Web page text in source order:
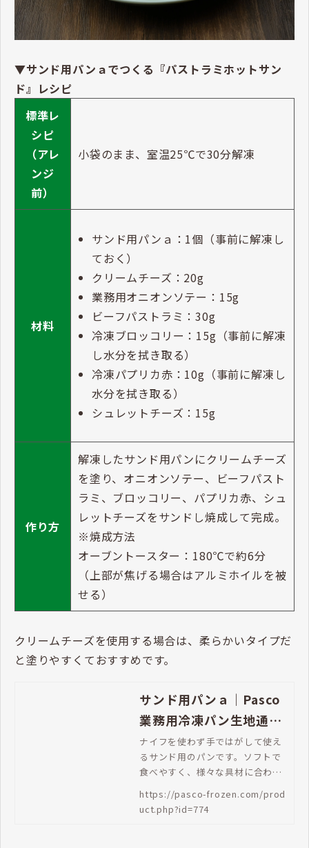
▼サンド用パンａでつくる『パストラミホットサン
ド』レシピ
標準レ
シピ
（アレ
ンジ
前）
小袋のまま、室温25℃で30分解凍
材料
サンド用パンａ：1個（事前に解凍し
ておく）
クリームチーズ：20g
業務用オニオンソテー：15g
ビーフパストラミ：30g
冷凍ブロッコリー：15g（事前に解凍
し水分を拭き取る）
冷凍パプリカ赤：10g（事前に解凍し
水分を拭き取る）
シュレットチーズ：15g
作り方
解凍したサンド用パンにクリームチーズ
を塗り、オニオンソテー、ビーフパスト
ラミ、ブロッコリー、パプリカ赤、シュ
レットチーズをサンドし焼成して完成。
※焼成方法
オーブントースター：180℃で約6分
（上部が焦げる場合はアルミホイルを被
せる）
クリームチーズを使用する場合は、柔らかいタイプだ
と塗りやすくておすすめです。
サンド用パンａ｜Pasco
業務用冷凍パン生地通販
| Pasco 業務用冷凍パン
生地通販
ナイフを使わず手ではがして使え
るサンド用のパンです。ソフトで
食べやすく、様々な具材に合わせ
https://pasco-frozen.com/prod
uct.php?id=774